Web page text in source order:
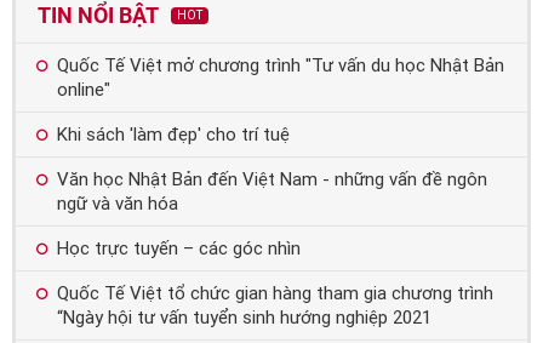
TIN NỔI BẬT HOT
Quốc Tế Việt mở chương trình "Tư vấn du học Nhật Bản
online"
Khi sách 'làm đẹp' cho trí tuệ
Văn học Nhật Bản đến Việt Nam - những vấn đề ngôn
ngữ và văn hóa
Học trực tuyến – các góc nhìn
Quốc Tế Việt tổ chức gian hàng tham gia chương trình
“Ngày hội tư vấn tuyển sinh hướng nghiệp 2021